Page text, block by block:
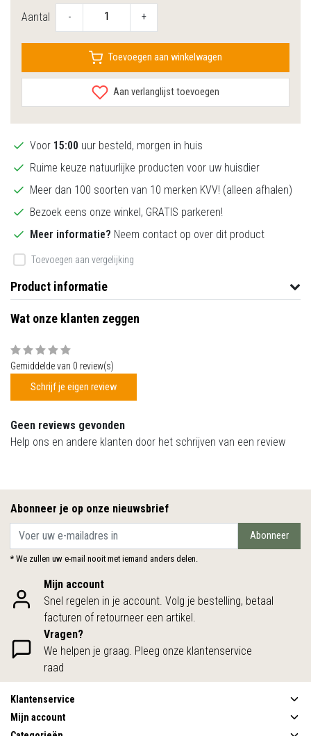
Aantal - +
Toevoegen aan winkelwagen
Aan verlanglijst toevoegen
Voor 15:00 uur besteld, morgen in huis
Ruime keuze natuurlijke producten voor uw huisdier
Meer dan 100 soorten van 10 merken KVV! (alleen afhalen)
Bezoek eens onze winkel, GRATIS parkeren!
Meer informatie? Neem contact op over dit product
Toevoegen aan vergelijking
Product informatie
Wat onze klanten zeggen
Gemiddelde van 0 review(s)
Schrijf je eigen review
Geen reviews gevonden
Help ons en andere klanten door het schrijven van een review
Abonneer je op onze nieuwsbrief
Abonneer
* We zullen uw e-mail nooit met iemand anders delen.
Mijn account
Snel regelen in je account. Volg je bestelling, betaal
facturen of retourneer een artikel.
Vragen?
We helpen je graag. Pleeg onze klantenservice
raad
Klantenservice
Mijn account